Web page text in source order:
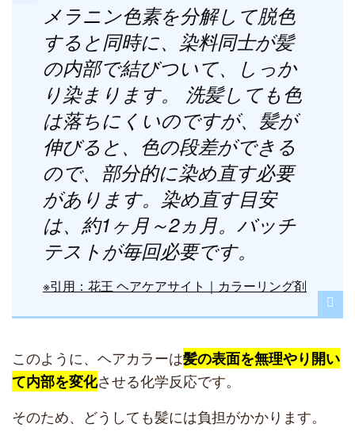
メラニン色素を分解して脱色
すると同時に、染料同士が髪
の内部で結びついて、しっか
り染まります。 洗髪しても色
は落ちにくいのですが、髪が
伸びると、色の段差ができる
ので、部分的に染め直す必要
があります。染め直す目安
は、約1ヶ月～2ヵ月。バッチ
テストが毎回必要です。
※引用：花王 ヘアケアサイト｜カラーリング剤
このように、ヘアカラーは髪の表面を無理やり開い
て内部を変化させる化学反応です。
そのため、どうしても髪には負担がかかります。